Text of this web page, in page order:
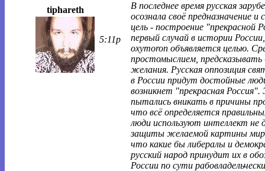
tiphareth
5:11p
В последнее время русская
осознала своё предназначение и
цель - построение "прекрасной
первый случай в истории России,
oxymoron объявляется целью.
простомыслием, предсказывать
желания. Русская оппозиция
в России придут достойные
возникнет "прекрасная
пытались вникать в причины
что всё определяется
люди используют интеллект не
защиты желаемой картины
что какие бы либералы и
русский народ принудит их в
России по сути